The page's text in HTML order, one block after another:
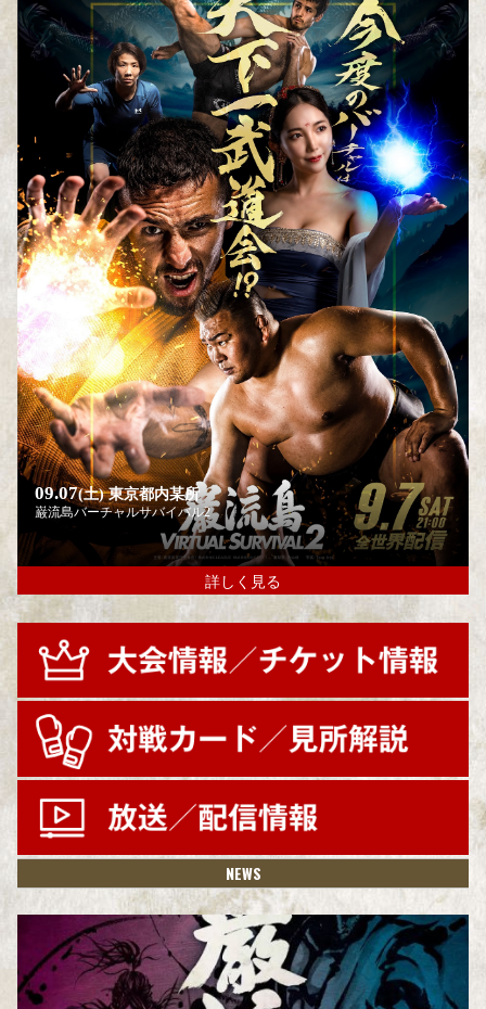
09.07(土)東京都内某所
巌流島バーチャルサバイバル2
詳しく見る
NEWS